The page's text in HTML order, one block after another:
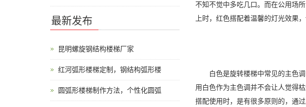
不知不觉中多吃几口。而在公用场
上时，红色搭配着温馨的灯光效果
白色是旋转楼梯中常见的主色调
用白色作为主色调并不会让人觉得
搭配使用时，是有很多原则的，通
最新发布
昆明螺旋钢结构楼梯厂家
红河弧形楼梯定制，钢结构弧形楼
圆弧形楼梯制作方法，个性化圆弧